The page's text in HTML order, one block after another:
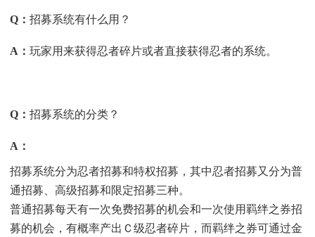
Q ：招募系统有什么用？
A ：玩家用来获得忍者碎片或者直接获得忍者的系统。
Q ：招募系统的分类？
A ：
招募系统分为忍者招募和特权招募，其中忍者招募又分为普
通招募、高级招募和限定招募三种。
普通招募每天有一次免费招募的机会和一次使用羁绊之券招
募的机会，有概率产出Ｃ级忍者碎片，而羁绊之券可通过金